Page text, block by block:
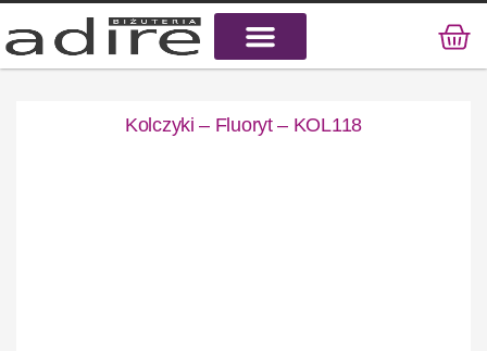
Kolczyki – Fluoryt – KOL118